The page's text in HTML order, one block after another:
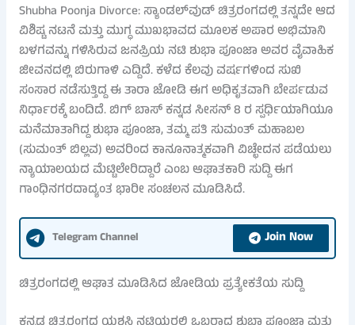
Shubha Poonja Divorce: ಸ್ಯಾಂಡಲ್‌ವುಡ್ ಚಿತ್ರರಂಗದಲ್ಲಿ ತನ್ನದೇ ಆದ
ವಿಶಿಷ್ಟ ನಟನೆ ಮತ್ತು ಮುಗ್ಧ ಮುಖಭಾವದ ಮೂಲಕ ಅಪಾರ ಅಭಿಮಾನಿ
ಬಳಗವನ್ನು ಗಳಿಸಿರುವ ಜನಪ್ರಿಯ ನಟಿ ಶುಭಾ ಪೂಂಜಾ ಅವರ ವೈವಾಹಿಕ
ಜೀವನದಲ್ಲಿ ಬಿರುಗಾಳಿ ಎದ್ದಿದೆ. ಕಳೆದ ಕೆಲವು ವರ್ಷಗಳಿಂದ ಸುಖಿ
ಸಂಸಾರ ನಡೆಸುತ್ತಿದ್ದ ಈ ತಾರಾ ಜೋಡಿ ಈಗ ಅಧಿಕೃತವಾಗಿ ಬೇರ್ಪಡುವ
ನಿರ್ಧಾರಕ್ಕೆ ಬಂದಿದೆ. ಬಿಗ್ ಬಾಸ್ ಕನ್ನಡ ಸೀಸನ್ 8 ರ ಸ್ಪರ್ಧಿಯಾಗಿಯೂ
ಮನೆಮಾತಾಗಿದ್ದ ಶುಭಾ ಪೂಂಜಾ, ತಮ್ಮ ಪತಿ ಸುಮಂತ್ ಮಹಾಬಲ
(ಸುಮಂತ್ ಬಿಲ್ಲವ) ಅವರಿಂದ ಕಾನೂನಾತ್ಮಕವಾಗಿ ವಿಚ್ಛೇದನ ಪಡೆಯಲು
ನ್ಯಾಯಾಲಯದ ಮೆಟ್ಟಿಲೇರಿದ್ದಾರೆ ಎಂಬ ಆಘಾತಕಾರಿ ಸುದ್ದಿ ಈಗ
ಗಾಂಧಿನಗರದಾದ್ಯಂತ ಭಾರೀ ಸಂಚಲನ ಮೂಡಿಸಿದೆ.
Telegram Channel Join Now
ಚಿತ್ರರಂಗದಲ್ಲಿ ಆಘಾತ ಮೂಡಿಸಿದ ಜೋಡಿಯ ಪ್ರತ್ಯೇಕತೆಯ ಸುದ್ದಿ